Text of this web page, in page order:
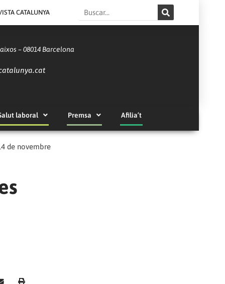
CATALUNYA Search
– 08014 Barcelona
laboral Premsa Afilia’t
de novembre